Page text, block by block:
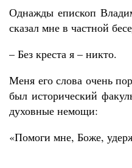
Однажды епископ
сказал мне в частной
– Без креста я – никто.
Меня его слова очень
был исторический
духовные немощи:
«Помоги мне, Боже,